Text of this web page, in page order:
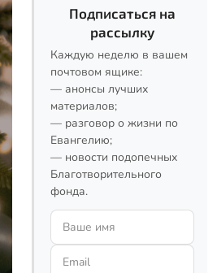
Подписаться на
рассылку
Каждую неделю в вашем
почтовом ящике:
— анонсы лучших
материалов;
— разговор о жизни по
Евангелию;
— новости подопечных
Благотворительного
фонда.